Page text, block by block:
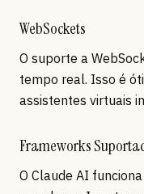
WebSockets
O suporte a
tempo real. Isso é
assistentes virtuais
Frameworks
O Claude AI